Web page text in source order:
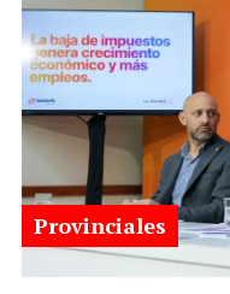
Provinciales